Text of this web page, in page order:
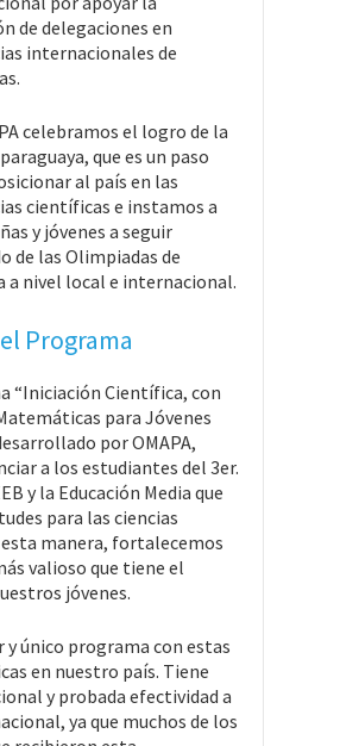
de delegaciones en
internacionales de
celebramos el logro de la
que es un paso
al país en las
científicas e instamos a
y jóvenes a seguir
de las Olimpiadas de
a nivel local e internacional.
Programa
“Iniciación Científica, con
para Jóvenes
por OMAPA,
a los estudiantes del 3er.
y la Educación Media que
para las ciencias
esta manera, fortalecemos
valioso que tiene el
jóvenes.
y único programa con estas
en nuestro país. Tiene
y probada efectividad a
ya que muchos de los